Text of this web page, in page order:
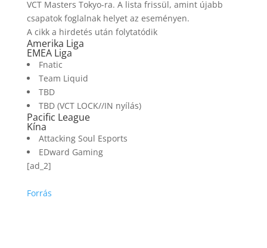
VCT Masters Tokyo-ra. A lista frissül, amint újabb
csapatok foglalnak helyet az eseményen.
A cikk a hirdetés után folytatódik
Amerika Liga
EMEA Liga
Fnatic
Team Liquid
TBD
TBD (VCT LOCK//IN nyílás)
Pacific League
Kína
Attacking Soul Esports
EDward Gaming
[ad_2]
Forrás